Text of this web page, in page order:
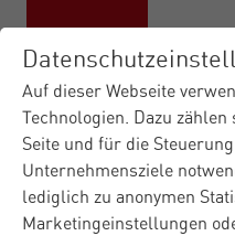
Auf dieser Webseite
Technologien. Dazu
Seite und für die
Unternehmensziele
lediglich zu anonymen
Marketingeinstellungen
Materna IT-
Digital Experience
Windmühlen: W...